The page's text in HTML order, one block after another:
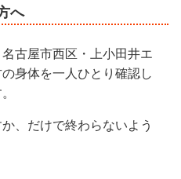
へ
古屋市西区・上小田井エ
身体を一人ひとり確認し
、だけで終わらないよう